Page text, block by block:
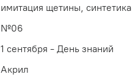
имитация щетины, синтетика
№06
1 сентября - День знаний
Акрил